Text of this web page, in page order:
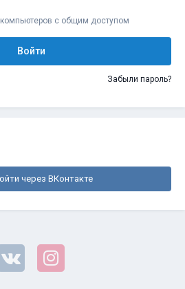
с общим доступом
Войти
Забыли пароль?
через ВКонтакте